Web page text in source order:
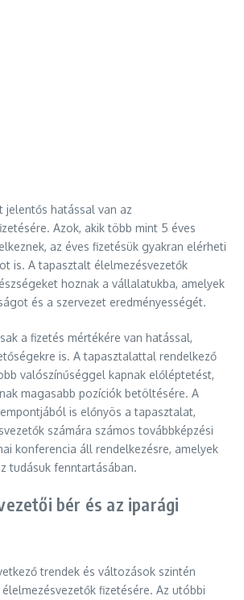
jelentős hatással van az
Azok, akik több mint 5 éves
az éves fizetésük gyakran elérheti
is. A tapasztalt élelmezésvezetők
hoznak a vállalatukba, amelyek
és a szervezet eredményességét.
a fizetés mértékére van hatással,
is. A tapasztalattal rendelkező
valószínűséggel kapnak előléptetést,
magasabb pozíciók betöltésére. A
is előnyös a tapasztalat,
számára számos továbbképzési
konferencia áll rendelkezésre, amelyek
tudásuk fenntartásában.
bér és az iparági
trendek és változások szintén
fizetésére. Az utóbbi